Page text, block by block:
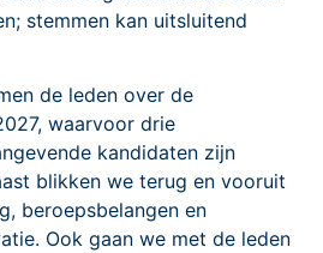
stemmen kan uitsluitend
de leden over de
waarvoor drie
kandidaten zijn
blikken we terug en vooruit
beroepsbelangen en
Ook gaan we met de leden